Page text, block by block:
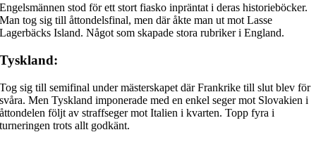
Engelsmännen stod för ett stort fiasko inpräntat i deras historieböcker.
Man tog sig till åttondelsfinal, men där åkte man ut mot Lasse
Lagerbäcks Island. Något som skapade stora rubriker i England.
Tyskland:
Tog sig till semifinal under mästerskapet där Frankrike till slut blev för
svåra. Men Tyskland imponerade med en enkel seger mot Slovakien i
åttondelen följt av straffseger mot Italien i kvarten. Topp fyra i
turneringen trots allt godkänt.